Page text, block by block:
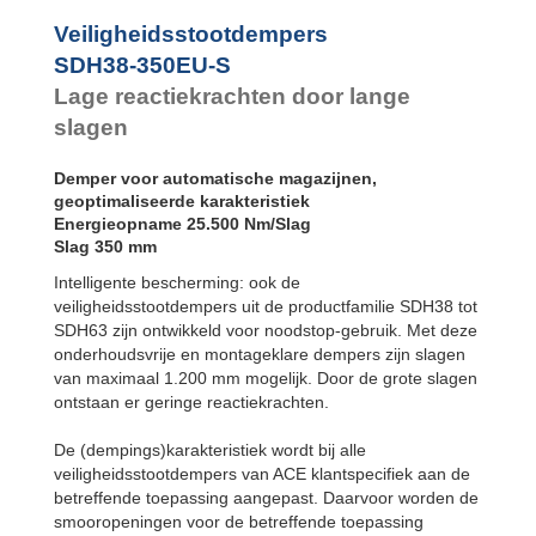
SDH63EU-F
SDH63EU-R
Flens
Veiligheidsstootdempers
SDH38-350EU-S
Lage reactiekrachten door lange
slagen
Demper voor automatische magazijnen,
geoptimaliseerde karakteristiek
Energieopname 25.500 Nm/Slag
Slag 350 mm
Intelligente bescherming: ook de
veiligheidsstootdempers uit de productfamilie SDH38 tot
SDH63 zijn ontwikkeld voor noodstop-gebruik. Met deze
onderhoudsvrije en montageklare dempers zijn slagen
van maximaal 1.200 mm mogelijk. Door de grote slagen
ontstaan er geringe reactiekrachten.
De (dempings)karakteristiek wordt bij alle
veiligheidsstootdempers van ACE klantspecifiek aan de
betreffende toepassing aangepast. Daarvoor worden de
smooropeningen voor de betreffende toepassing